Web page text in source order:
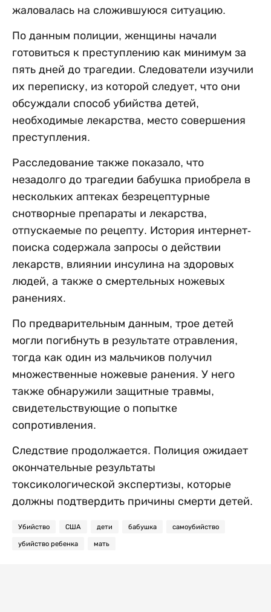
жаловалась на сложившуюся ситуацию.
По данным полиции, женщины начали
готовиться к преступлению как минимум за
пять дней до трагедии. Следователи изучили
их переписку, из которой следует, что они
обсуждали способ убийства детей,
необходимые лекарства, место совершения
преступления.
Расследование также показало, что
незадолго до трагедии бабушка приобрела в
нескольких аптеках безрецептурные
снотворные препараты и лекарства,
отпускаемые по рецепту. История интернет-
поиска содержала запросы о действии
лекарств, влиянии инсулина на здоровых
людей, а также о смертельных ножевых
ранениях.
По предварительным данным, трое детей
могли погибнуть в результате отравления,
тогда как один из мальчиков получил
множественные ножевые ранения. У него
также обнаружили защитные травмы,
свидетельствующие о попытке
сопротивления.
Следствие продолжается. Полиция ожидает
окончательные результаты
токсикологической экспертизы, которые
должны подтвердить причины смерти детей.
Убийство США дети бабушка самоубийство
убийство ребенка мать